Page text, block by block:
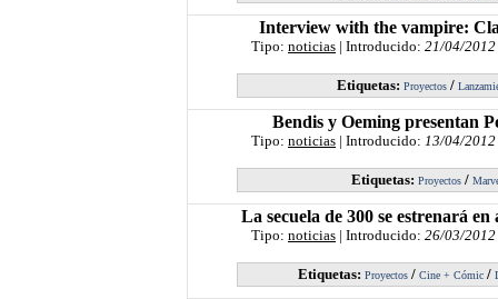
Interview with the vampire:
Tipo: noticias | Introducido: 21/04/2012
Etiquetas: Proyectos/
Bendis y Oeming presentan
Tipo: noticias | Introducido: 13/04/2012
Etiquetas: Proyectos /
La secuela de 300 se estrenará en
Tipo: noticias | Introducido: 26/03/2012
Etiquetas: Proyectos / Cine + Cómic /